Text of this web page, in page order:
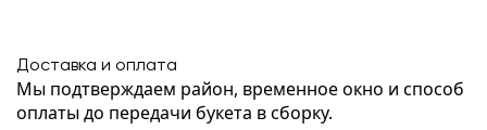
Доставка и оплата
Мы подтверждаем район, временное окно и способ
оплаты до передачи букета в сборку.